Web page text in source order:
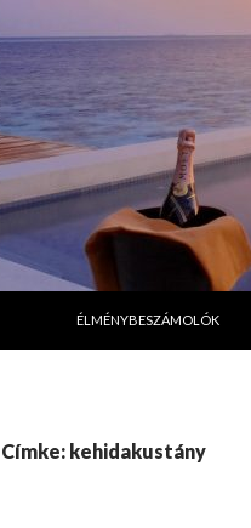
ÉLMÉNYBESZÁMOLÓK
Címke: kehidakustány